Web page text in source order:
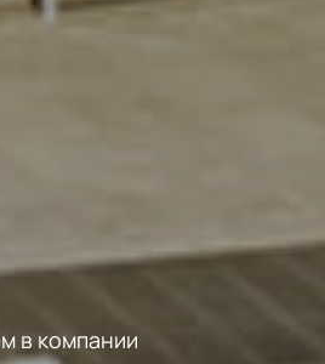
в компании